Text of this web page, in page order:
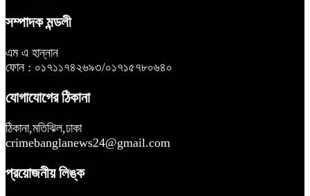
সম্পাদক মন্ডলী
এম এ হান্নান
ফোন : ০১৭১১৭৪২৬৯৩/০১৭১৫৭৮০৬৪০
যোগাযোগের ঠিকানা
ঠিকানা,মতিঝিল,ঢাকা
crimebanglanews24@gmail.com
প্রয়োজনীয় লিঙ্ক